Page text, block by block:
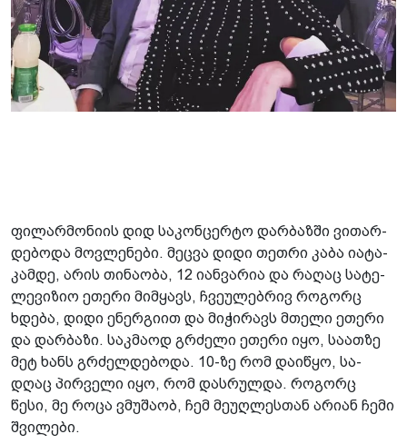
ფი­ლარ­მო­ნი­ის დიდ სა­კონ­ცერ­ტო დარ­ბაზ­ში ვი­თარ­
დე­ბო­და მოვ­ლე­ნე­ბი. მეც­ვა დიდი თეთ­რი კაბა ია­ტა­
კამ­დე, არის თი­ნა­ო­ბა, 12 იან­ვა­რია და რა­ღაც სა­ტე­
ლე­ვი­ზიო ეთე­რი მიმ­ყავს, ჩვე­უ­ლებ­რივ რო­გორც
ხდე­ბა, დიდი ენერ­გი­ით და მი­ჭი­რავს მთე­ლი ეთე­რი
და დარ­ბა­ზი. საკ­მა­ოდ გრძე­ლი ეთე­რი იყო, სა­ათ­ზე
მეტ ხანს გრძელ­დე­ბო­და. 10-ზე რომ და­ი­წყო, სა­
დღაც პირ­ვე­ლი იყო, რომ დას­რულ­და. რო­გორც
წესი, მე როცა ვმუ­შა­ობ, ჩემ მე­უღ­ლეს­თან არი­ან ჩემი
შვი­ლე­ბი.